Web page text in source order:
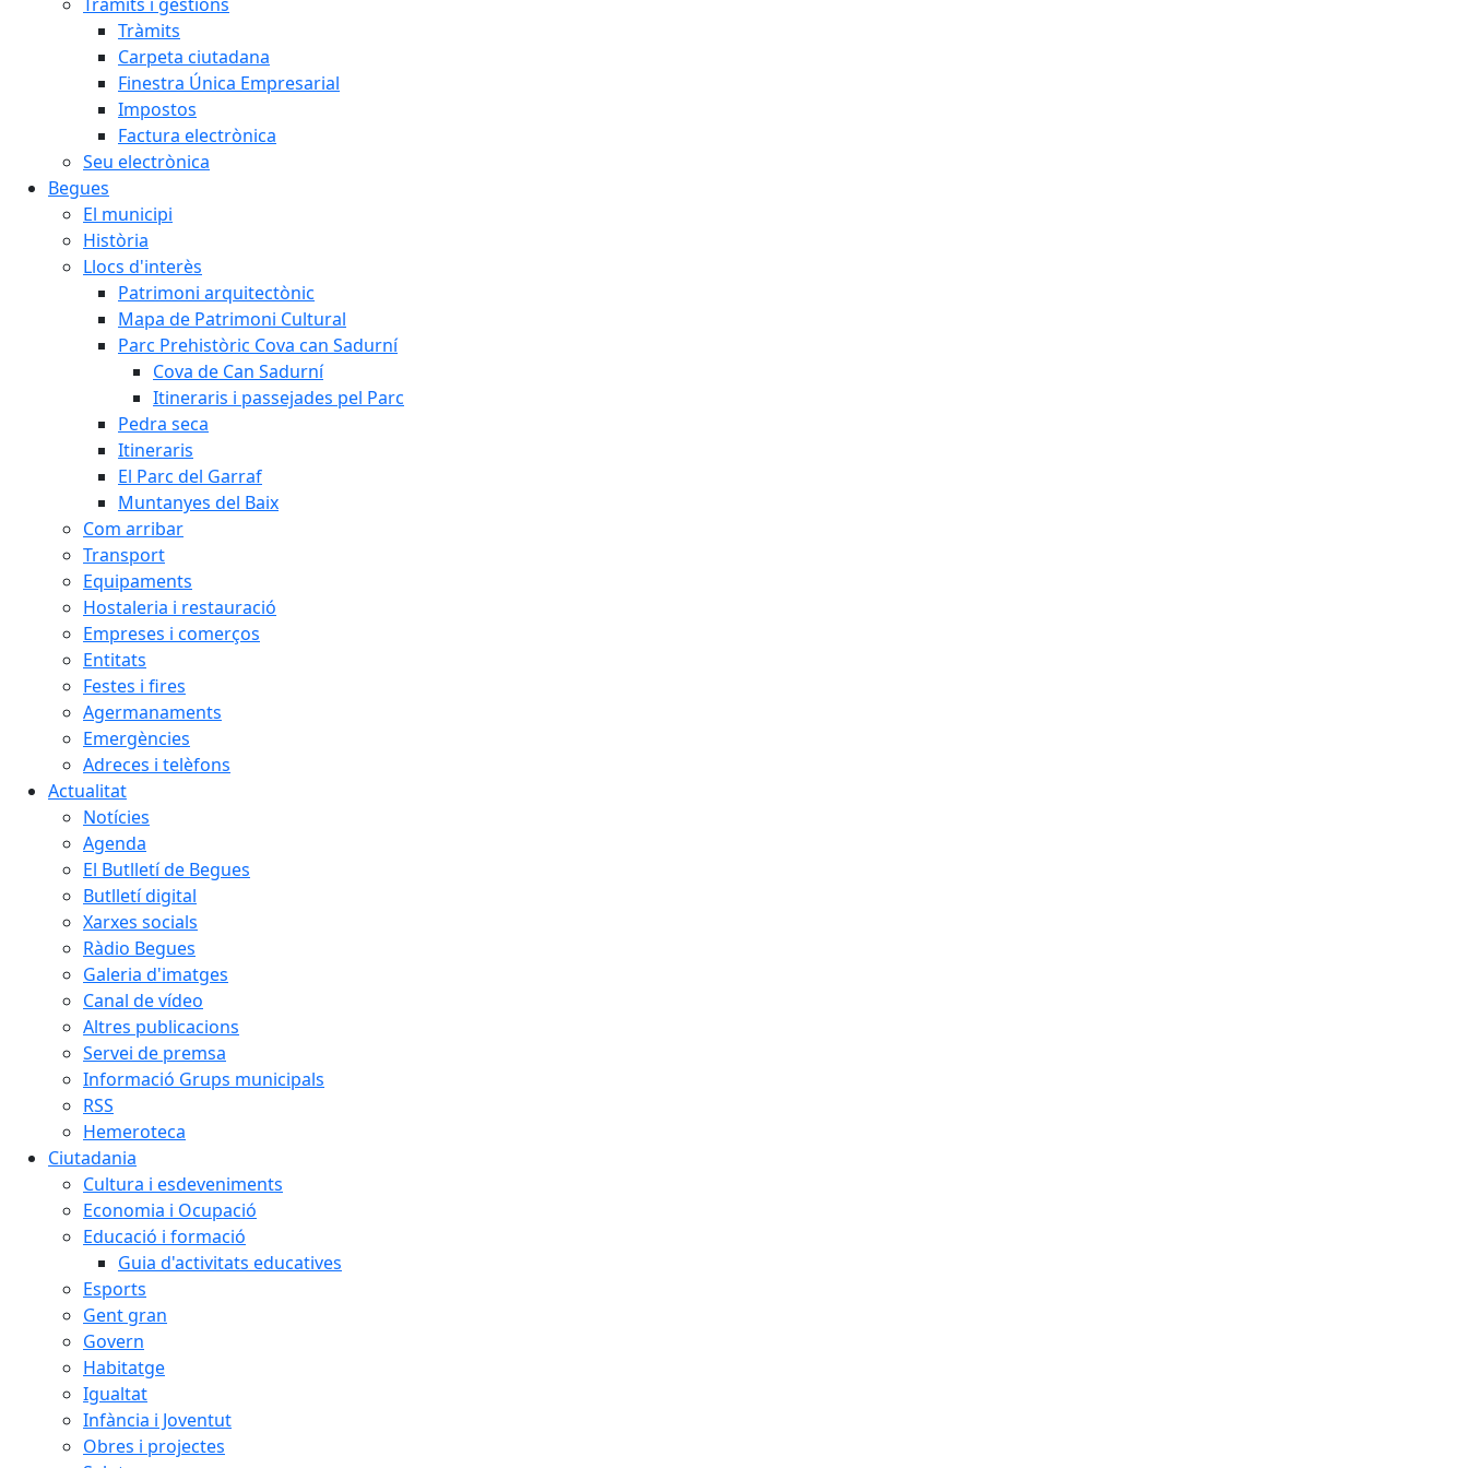
Tràmits
Carpeta ciutadana
Finestra Única Empresarial
Impostos
Factura electrònica
Seu electrònica
Begues
El municipi
Història
Llocs d'interès
Patrimoni arquitectònic
Mapa de Patrimoni Cultural
Parc Prehistòric Cova can Sadurní
Cova de Can Sadurní
Itineraris i passejades pel Parc
Pedra seca
Itineraris
El Parc del Garraf
Muntanyes del Baix
Com arribar
Transport
Equipaments
Hostaleria i restauració
Empreses i comerços
Entitats
Festes i fires
Agermanaments
Emergències
Adreces i telèfons
Actualitat
Notícies
Agenda
El Butlletí de Begues
Butlletí digital
Xarxes socials
Ràdio Begues
Galeria d'imatges
Canal de vídeo
Altres publicacions
Servei de premsa
Informació Grups municipals
RSS
Hemeroteca
Ciutadania
Cultura i esdeveniments
Economia i Ocupació
Educació i formació
Guia d'activitats educatives
Esports
Gent gran
Govern
Habitatge
Igualtat
Infància i Joventut
Obres i projectes